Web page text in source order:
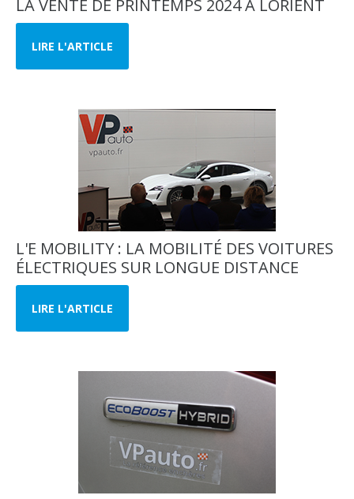
LA VENTE DE PRINTEMPS 2024 À LORIENT
LIRE L'ARTICLE
L'E MOBILITY : LA MOBILITÉ DES VOITURES
ÉLECTRIQUES SUR LONGUE DISTANCE
LIRE L'ARTICLE